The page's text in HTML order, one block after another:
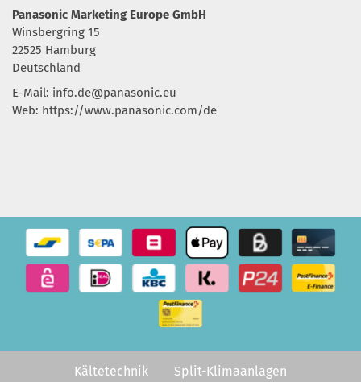
Panasonic Marketing Europe GmbH
Winsbergring 15
22525 Hamburg
Deutschland
E-Mail: info.de@panasonic.eu
Web: https://www.panasonic.com/de
Kältetechnik Split-Klimaanlagen